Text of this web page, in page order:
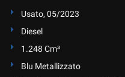
Usato, 05/2023
Diesel
1.248 Cm³
Blu Metallizzato